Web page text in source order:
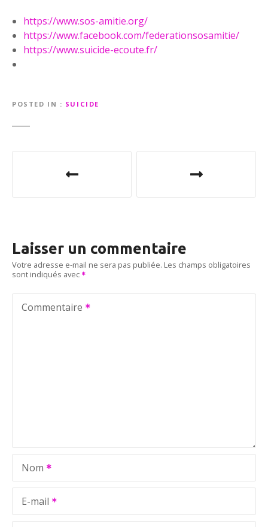
https://www.sos-amitie.org/
https://www.facebook.com/federationsosamitie/
https://www.suicide-ecoute.fr/
POSTED IN SUICIDE
g
a
Laisser un commentaire
Votre adresse e-mail ne sera pas publiée. Les champs obligatoires
sont indiqués avec
Commentaire
Nom
E-mail